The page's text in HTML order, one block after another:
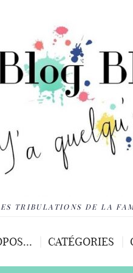
TRIBULATIONS DE LA
CATÉGORIES